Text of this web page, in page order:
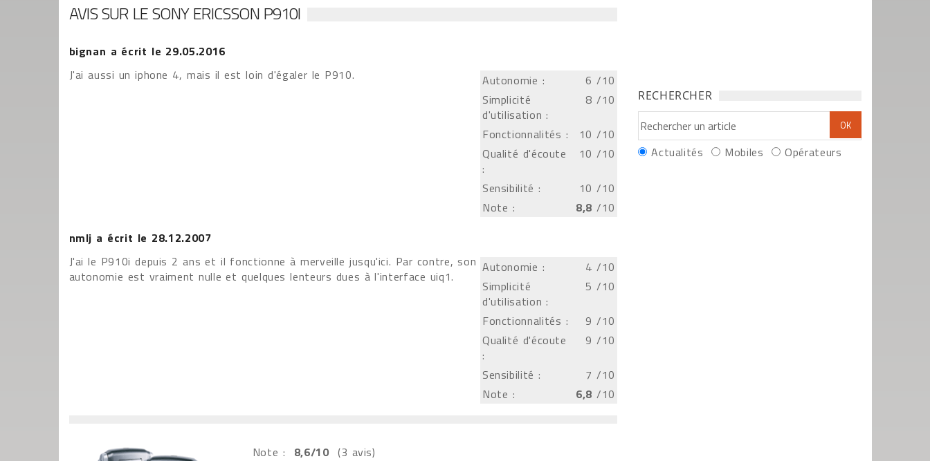
AVIS SUR LE SONY ERICSSON P910I
bignan a écrit le 29.05.2016
J'ai aussi un iphone 4, mais il est loin d'égaler le P910.
Autonomie : 6 /10
Simplicité
d'utilisation :
8 /10
Fonctionnalités : 10 /10
Qualité d'écoute
:
10 /10
Sensibilité : 10 /10
Note :
8,8 /10
nmlj a écrit le 28.12.2007
J'ai le P910i depuis 2 ans et il fonctionne à merveille jusqu'ici. Par contre, son
autonomie est vraiment nulle et quelques lenteurs dues à l'interface uiq1.
Autonomie : 4 /10
Simplicité
d'utilisation :
5 /10
Fonctionnalités : 9 /10
Qualité d'écoute
:
9 /10
Sensibilité : 7 /10
Note :
6,8 /10
Note : 8,6/10 (3 avis)
RECHERCHER
Actualités Mobiles Opérateurs